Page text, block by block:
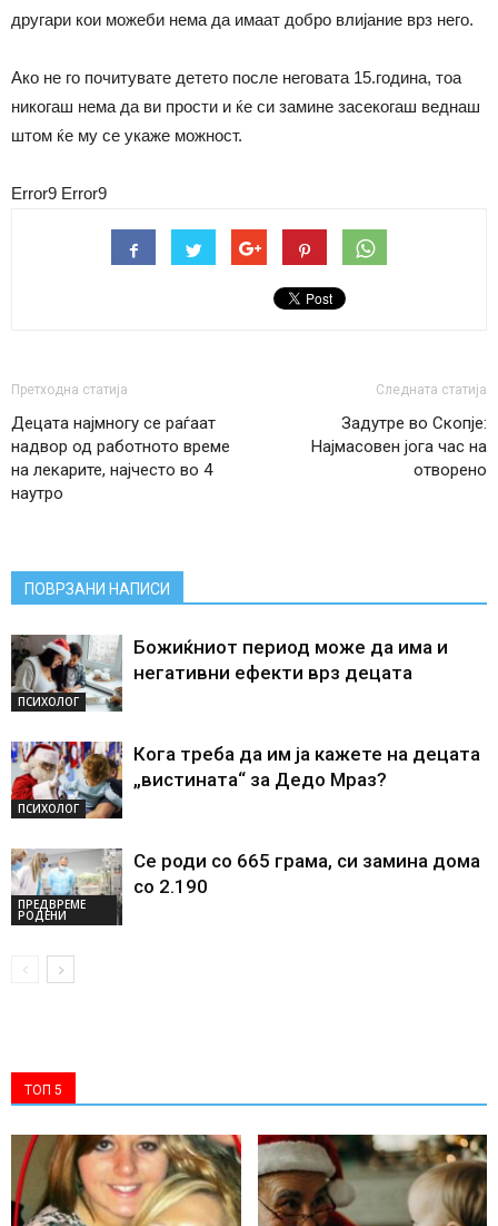
другари кои можеби нема да имаат добро влијание врз него.
Ако не го почитувате детето после неговата 15.година, тоа
никогаш нема да ви прости и ќе си замине засекогаш веднаш
штом ќе му се укаже можност.
Error9 Error9
Претходна статија
Децата најмногу се раѓаат
надвор од работното време
на лекарите, најчесто во 4
наутро
Следната статија
Задутре во Скопје:
Најмасовен јога час на
отворено
ПОВРЗАНИ НАПИСИ
ПСИХОЛОГ
Божиќниот период може да има и
негативни ефекти врз децата
ПСИХОЛОГ
Кога треба да им ја кажете на децата
„вистината“ за Дедо Мраз?
ПРЕДВРЕМЕ
РОДЕНИ
Се роди со 665 грама, си замина дома
со 2.190
ТОП 5